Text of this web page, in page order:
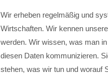
Wir erheben regelmäßig und
Wirtschaften. Wir kennen
werden. Wir wissen, was man
diesen Daten kommunizieren.
stehen, was wir tun und worauf